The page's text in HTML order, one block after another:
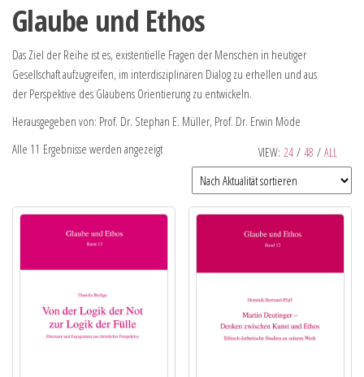
Glaube und Ethos
Das Ziel der Reihe ist es, existentielle Fragen der Menschen in heutiger
Gesellschaft aufzugreifen, im interdisziplinären Dialog zu erhellen und aus
der Perspektive des Glaubens Orientierung zu entwickeln.
Herausgegeben von: Prof. Dr. Stephan E. Müller, Prof. Dr. Erwin Möde
VIEW: 24 / 48 / ALL
Alle 11 Ergebnisse werden angezeigt